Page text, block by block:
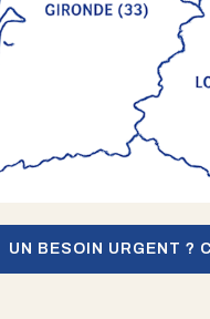
UN BESOIN URGENT ?